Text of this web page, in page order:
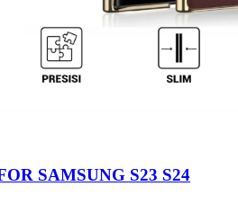
SAMSUNG S23 S24